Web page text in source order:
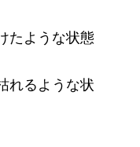
たような状態
れるような状